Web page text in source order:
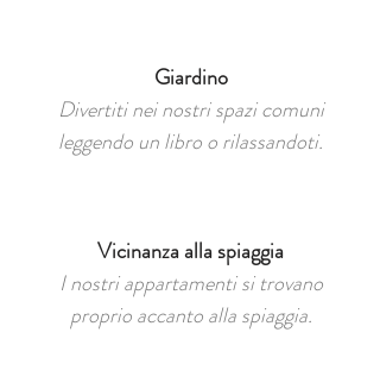
Giardino
Divertiti nei nostri spazi comuni
leggendo un libro o rilassandoti.
Vicinanza alla spiaggia
I nostri appartamenti si trovano
proprio accanto alla spiaggia.